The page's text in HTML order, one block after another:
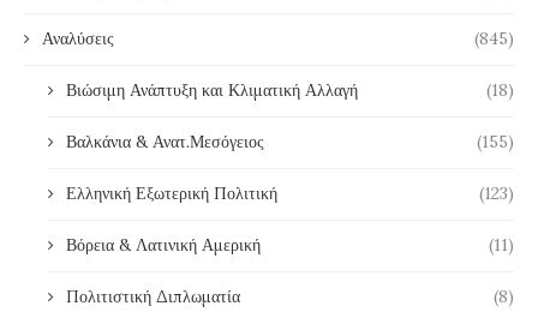
Αναλύσεις (845)
Βιώσιμη Ανάπτυξη και Κλιματική Αλλαγή (18)
Βαλκάνια & Ανατ.Μεσόγειος (155)
Ελληνική Εξωτερική Πολιτική (123)
Βόρεια & Λατινική Αμερική (11)
Πολιτιστική Διπλωματία (8)